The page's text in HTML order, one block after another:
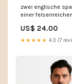
zwei englische
einer felsenreichen
Nuremberg
US$ 24.00
★★★★★ 4.3 (7